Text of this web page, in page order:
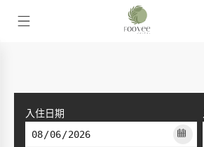
入住日期